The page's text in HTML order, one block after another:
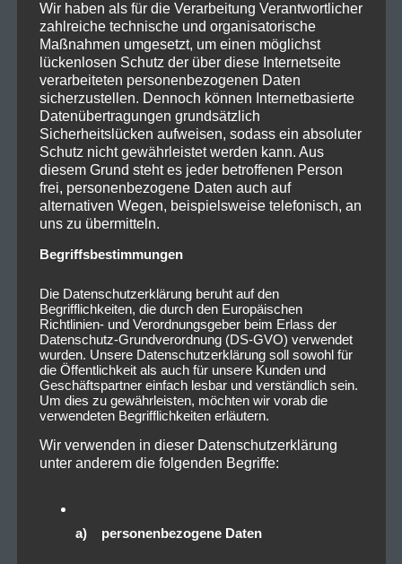
Wir haben als für die Verarbeitung Verantwortlicher
zahlreiche technische und organisatorische
Maßnahmen umgesetzt, um einen möglichst
lückenlosen Schutz der über diese Internetseite
verarbeiteten personenbezogenen Daten
sicherzustellen. Dennoch können Internetbasierte
Datenübertragungen grundsätzlich
Sicherheitslücken aufweisen, sodass ein absoluter
Schutz nicht gewährleistet werden kann. Aus
diesem Grund steht es jeder betroffenen Person
frei, personenbezogene Daten auch auf
alternativen Wegen, beispielsweise telefonisch, an
uns zu übermitteln.
Begriffsbestimmungen
Die Datenschutzerklärung beruht auf den
Begrifflichkeiten, die durch den Europäischen
Richtlinien- und Verordnungsgeber beim Erlass der
Datenschutz-Grundverordnung (DS-GVO) verwendet
wurden. Unsere Datenschutzerklärung soll sowohl für
die Öffentlichkeit als auch für unsere Kunden und
Geschäftspartner einfach lesbar und verständlich sein.
Um dies zu gewährleisten, möchten wir vorab die
verwendeten Begrifflichkeiten erläutern.
Wir verwenden in dieser Datenschutzerklärung
unter anderem die folgenden Begriffe:
a) personenbezogene Daten